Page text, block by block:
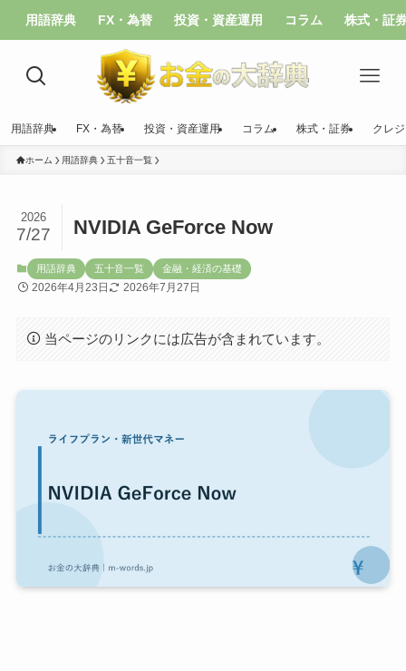
用語辞典 FX・為替 投資・資産運用 コラム 株式・証
用語辞典 FX・為替 投資・資産運用 コラム 株式・証券 クレ
ホーム 用語辞典 五十音一覧
NVIDIA GeForce Now
2026
7/27
用語辞典 五十音一覧 金融・経済の基礎
2026年4月23日 2026年7月27日
当ページのリンクには広告が含まれています。